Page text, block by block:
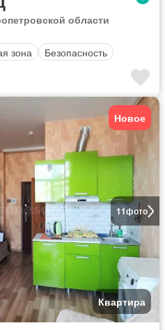
области
зона Безопасность
11фото
Новое
Квартира